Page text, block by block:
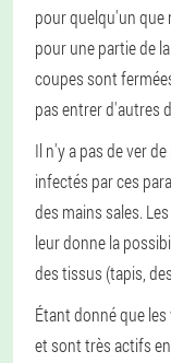
pour quelqu'un que
pour une partie de
coupes sont
pas entrer d'autres
Il n'y a pas de ver
infectés par ces
des mains sales.
leur donne la
des tissus (tapis,
Étant donné que
et sont très actifs